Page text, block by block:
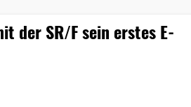
der SR/F sein erstes E-